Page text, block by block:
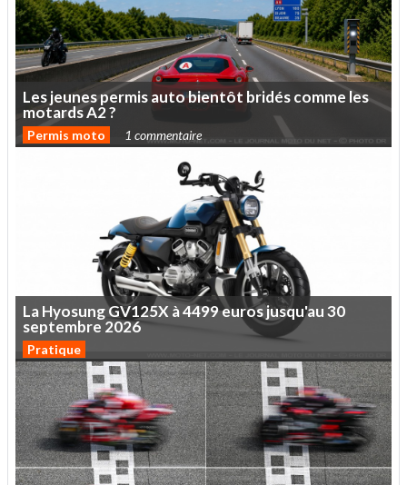
Lesjeunespermisautobientôt bridéscommeles
motardsA2?
Permis moto 1 commentaire
LaHyosungGV125X à4499eurosjusqu'au30
septembre2026
Pratique